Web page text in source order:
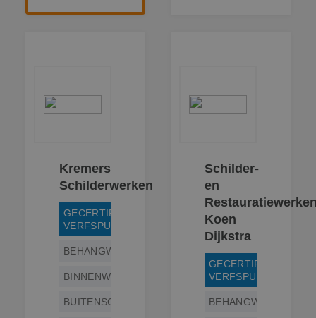
Kremers
Schilderwerken
GECERTIFICEERD
VERFSPUITER
BEHANGWERK
BINNENWERK
BUITENSCHILDERWERK
Schilder-
en
Koen
Dijkstra
GECERTIFICEERD
VERFSPUITER
BEHANGWERK